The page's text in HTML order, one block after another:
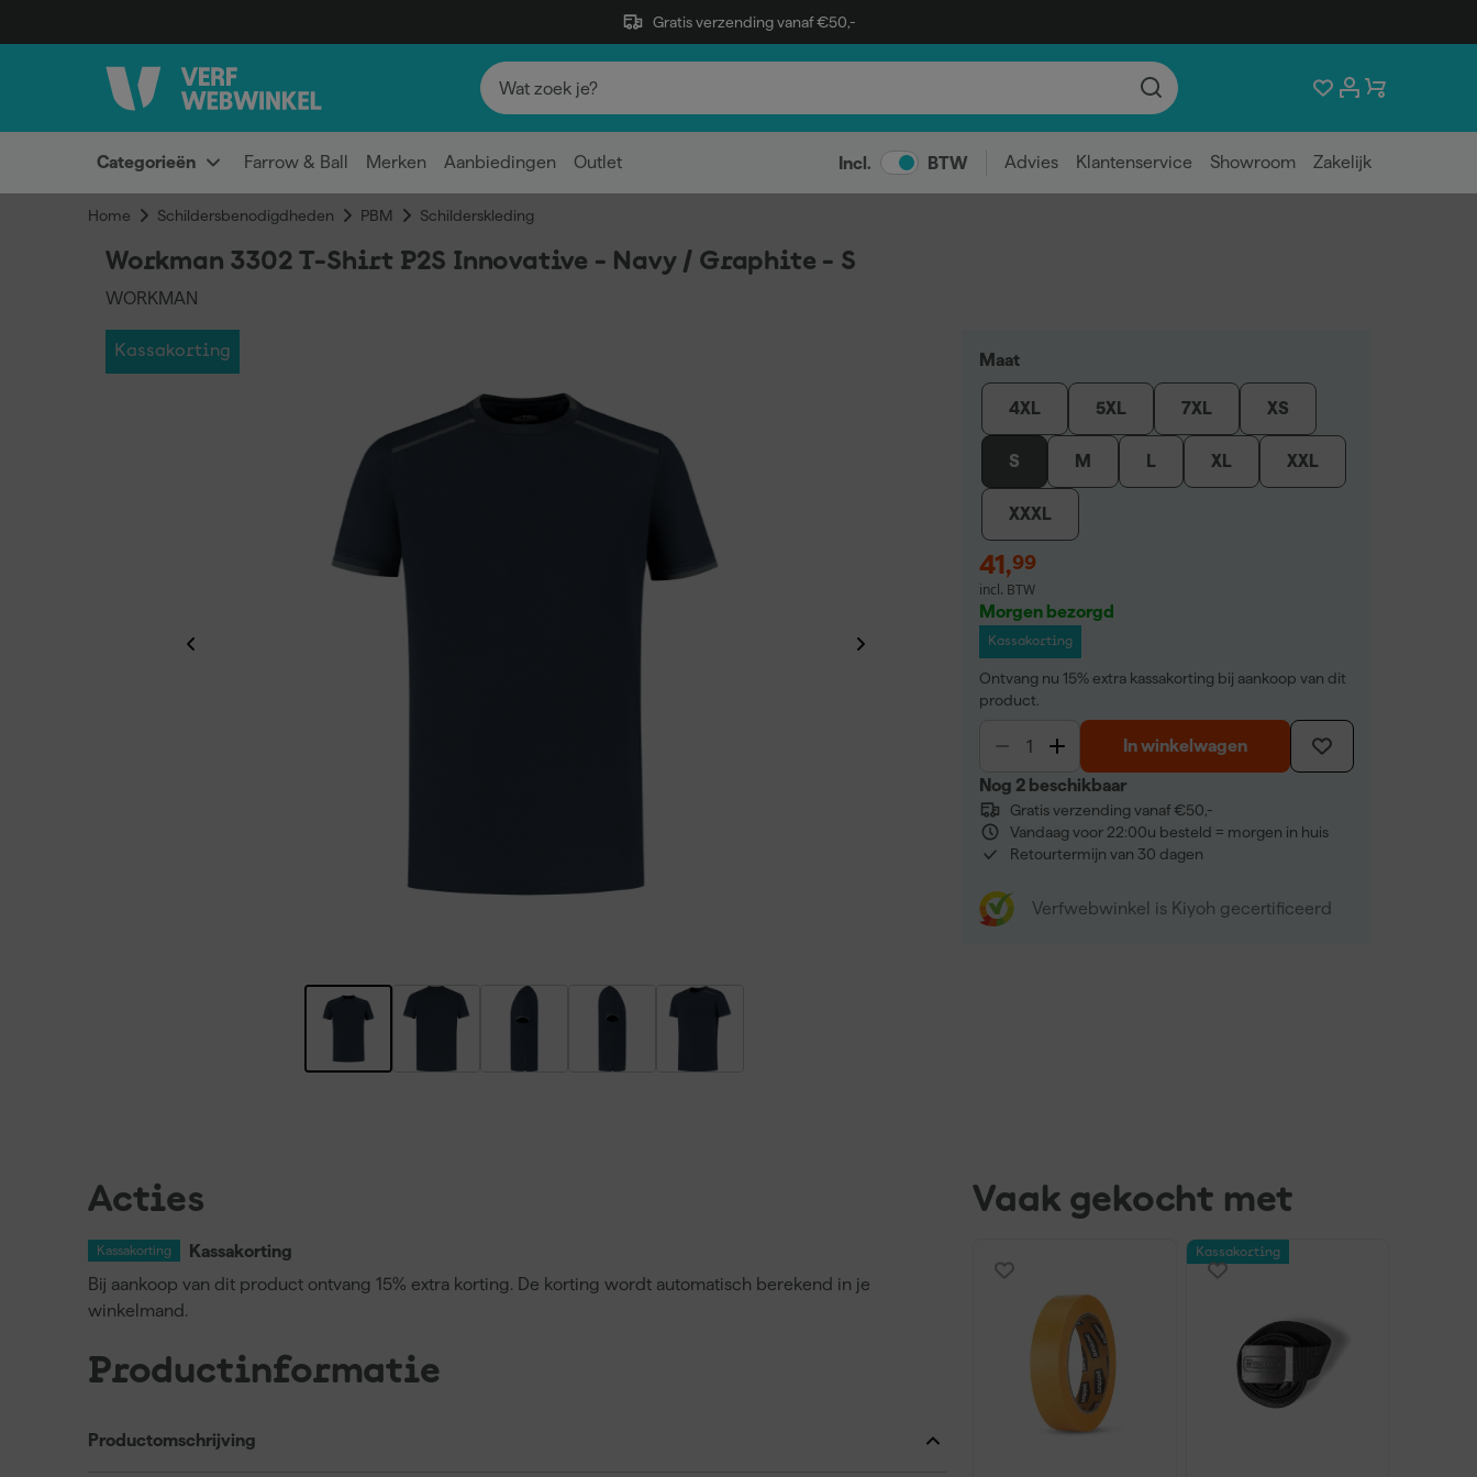
Gratis verzending vanaf €50,-
Categorieën Farrow & Ball Merken Aanbiedingen Outlet Incl. BTW Advies Klantenservice Showroom Zakelijk
Home Schildersbenodigdheden PBM Schilderskleding
Workman 3302 T-Shirt P2S Innovative - Navy / Graphite - S
WORKMAN
Kassakorting Maat
4XL 5XL 7XL XS
S M L XL XXL
XXXL
41,99
incl. BTW
Morgen bezorgd
Kassakorting
Ontvang nu 15% extra kassakorting bij aankoop van dit
product.
In winkelwagen
Nog 2 beschikbaar
Gratis verzending vanaf €50,-
Vandaag voor 22:00u besteld = morgen in huis
Retourtermijn van 30 dagen
Verfwebwinkel is Kiyoh gecertificeerd
Acties
Kassakorting
Kassakorting
Bij aankoop van dit product ontvang 15% extra korting. De korting wordt automatisch berekend in je
winkelmand.
Productinformatie
Productomschrijving
Vaak gekocht met
Kassakorting